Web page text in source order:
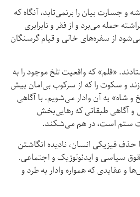
و جسارت بیان را برنمی‌تابد، آنگاه که
حمله می‌برد و از فقر و نابرابری
از سفره‌های خالی و قیام گرسنگان
«قلم» که واقعیت تلخ موجود را به
و سکوت را که از سرکوب بی‌امان بیش
به آن وادار می‌شویم، با آگاهی
و آگاهی طبقاتی که رهایی‌بخش
ستم است، در هم می‌شکند.
حذف فیزیکی انسان، نادیده انگاشتن
سیاسی و ایدئولوژیک و اجتماعی.
و عقایدی که همواره وادار به طرد و